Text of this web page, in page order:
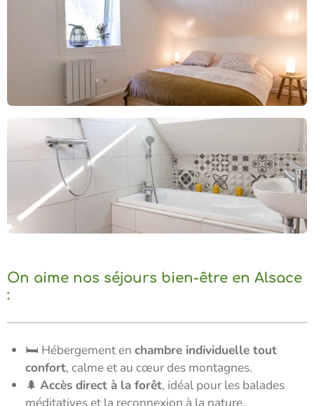
On aime nos séjours bien-être en Alsace
:
🛏️ Hébergement en chambre individuelle tout
confort, calme et au cœur des montagnes.
🌲 Accès direct à la forêt, idéal pour les balades
méditatives et la reconnexion à la nature.